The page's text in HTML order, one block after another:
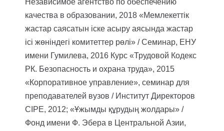
качества в образовании, 2018 «Мемлекеттік
жастар саясатын іске асыру аясында жастар
ісі жөніндегі комитеттер рөлі» / Семинар, ЕНУ
имени Гумилева, 2016 Курс «Трудовой Кодекс
РК. Безопасность и охрана труда», 2015
«Корпоративное управление», семинар для
преподавателей вузов / Институт Директоров
CIPE, 2012; «Ұжымды құрудың жолдары» /
Фонд имени Ф. Эбера в Центральной Азии,